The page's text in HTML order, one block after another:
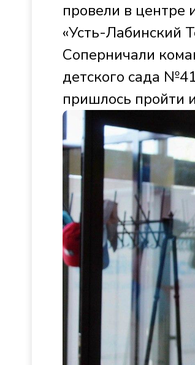
провели в центре
«Усть-Лабинский
Соперничали
детского сада
пришлось пройти